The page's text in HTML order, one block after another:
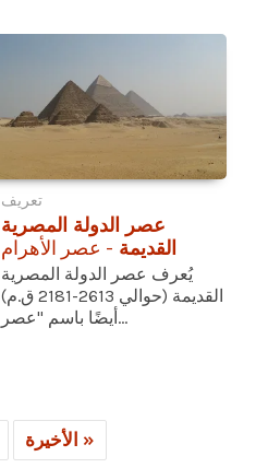
تعريف
عصر الدولة المصرية
القديمة - عصر الأهرام
يُعرف عصر الدولة المصرية
القديمة (حوالي 2613-2181 ق.م)
أيضًا باسم "عصر...
الأخيرة »